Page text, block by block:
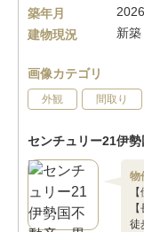
築年月
建物現況
新築
画像カテゴリ
外観 間取り
センチュリー21伊
物
徒